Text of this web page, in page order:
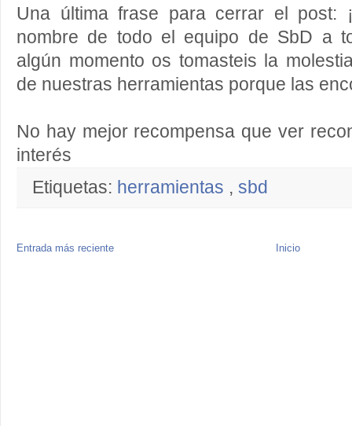
Una última frase para cerrar el post:
nombre de todo el equipo de SbD a
algún momento os tomasteis la
de nuestras herramientas porque las
No hay mejor recompensa que ver
interés
Etiquetas: herramientas , sbd
Entrada más reciente Inicio